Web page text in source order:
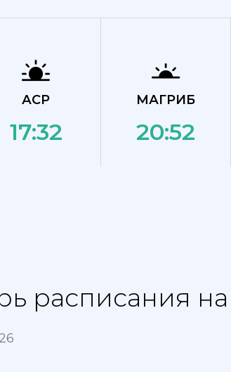
АСР
17:32
МАГРИБ
20:52
расписания